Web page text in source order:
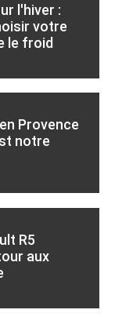
l'hiver :
votre
le froid
Provence
notre
R5
aux